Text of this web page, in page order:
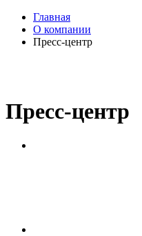
Главная
О компании
Пресс-центр
Пресс-центр